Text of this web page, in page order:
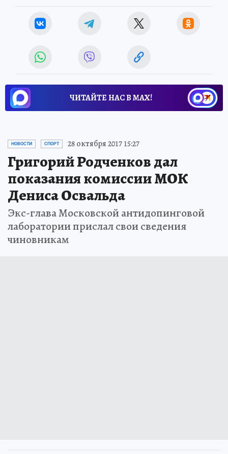
ЧИТАЙТЕ НАС В МАХ!
НОВОСТИ СПОРТ 28 октября 2017 15:27
Григорий Родченков дал
показания комиссии МОК
Дениса Освальда
Экс-глава Московской антидопинговой
лаборатории прислал свои сведения
чиновникам